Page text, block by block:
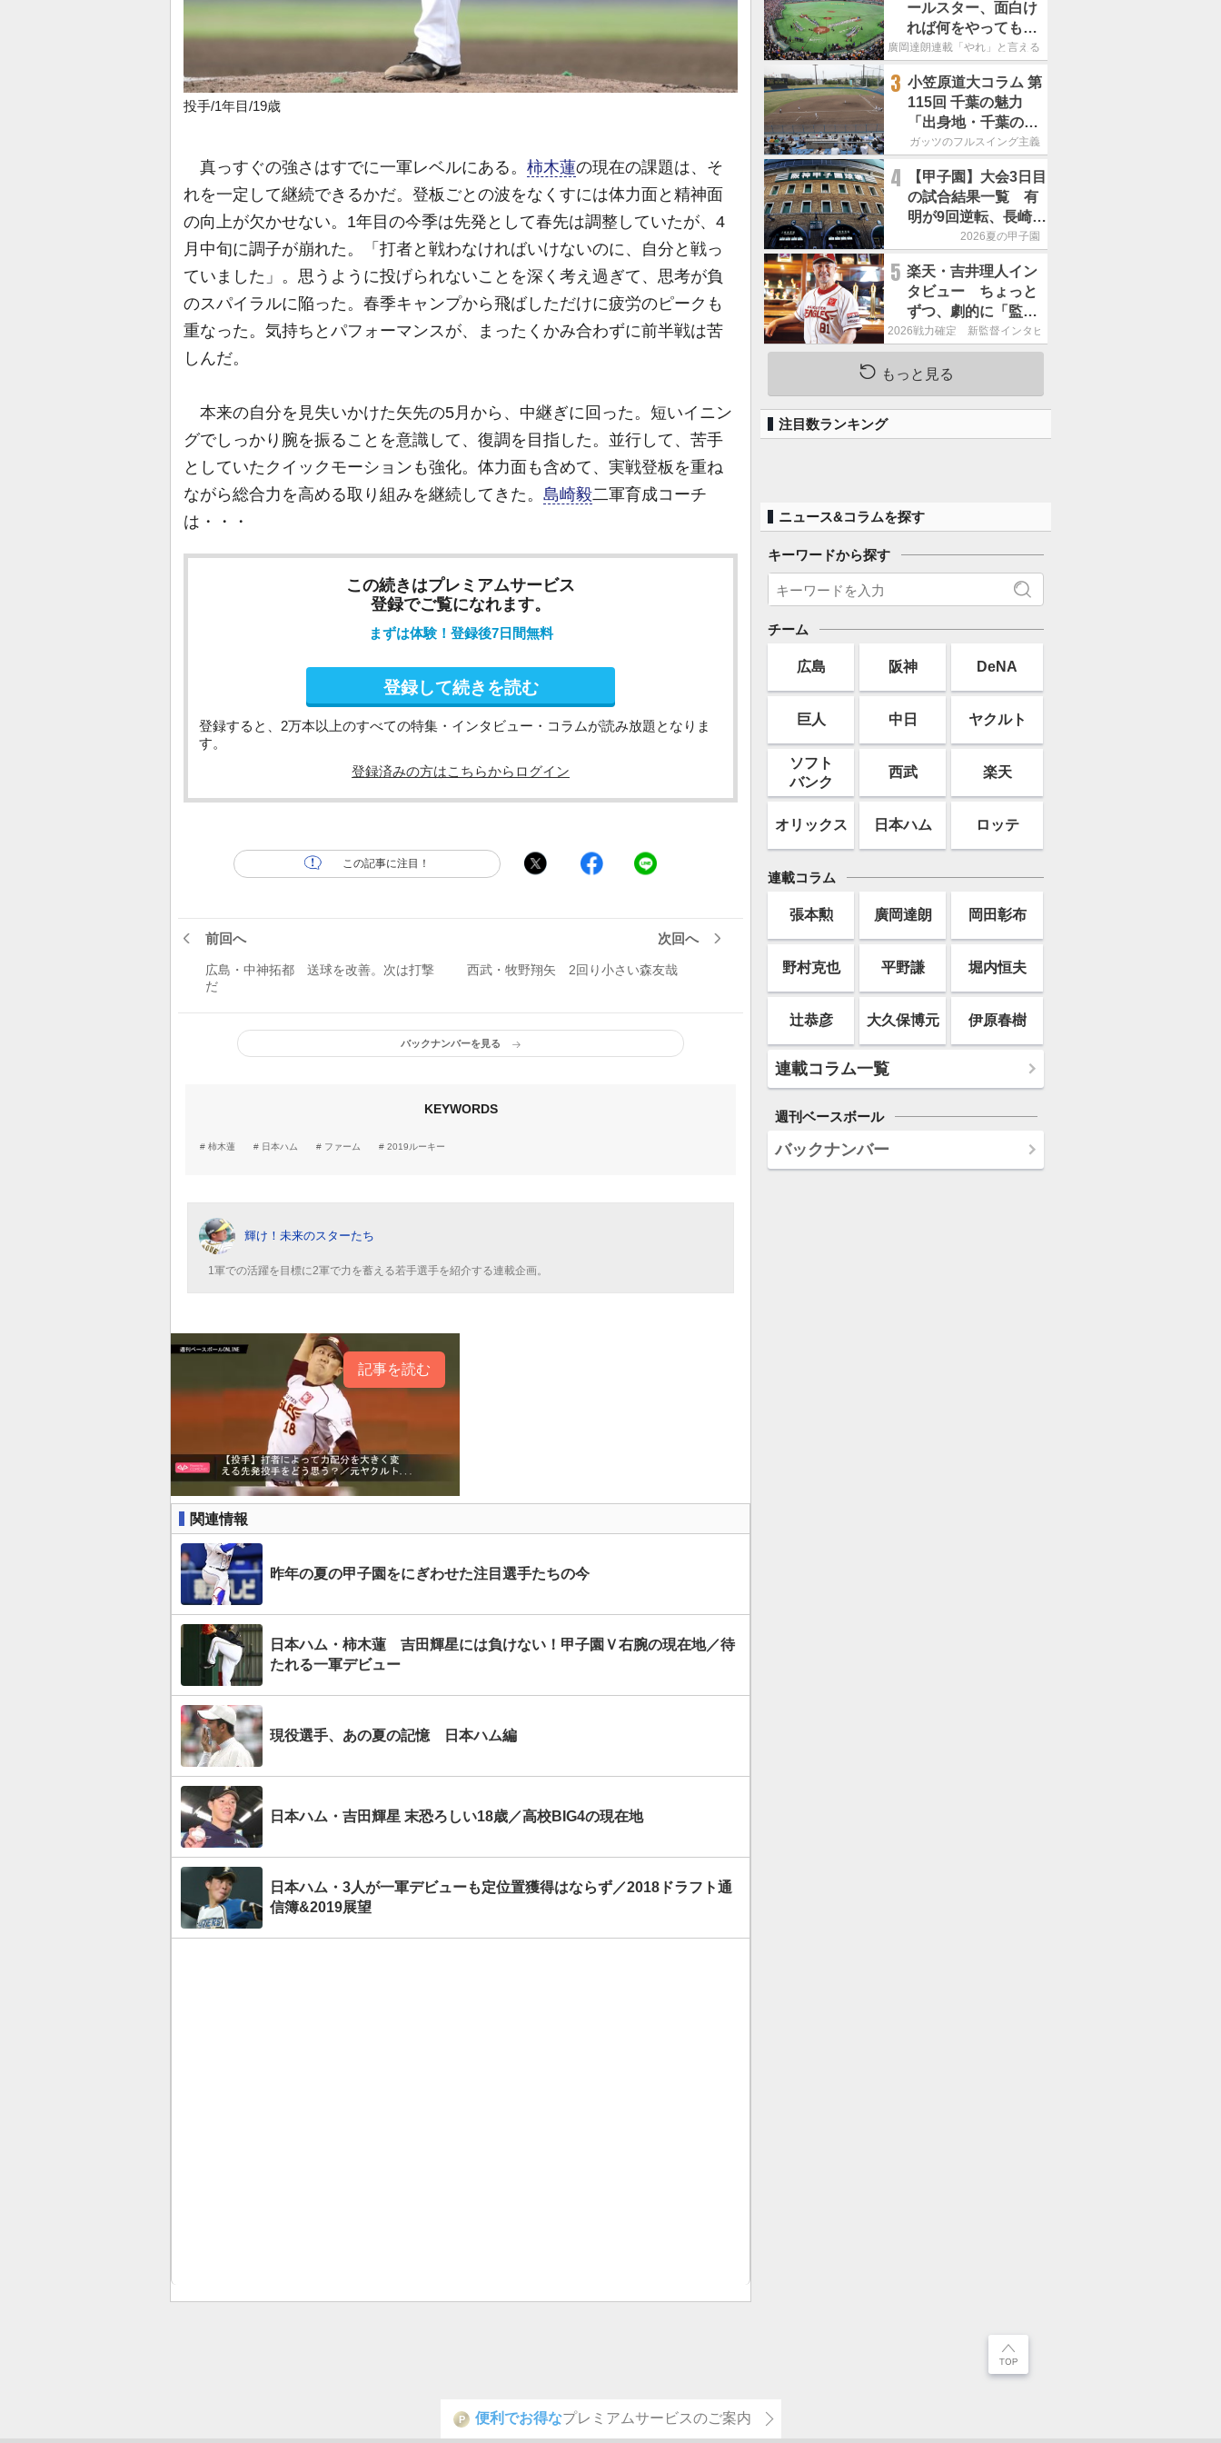
投手/1年目/19歳
真っすぐの強さはすでに一軍レベルにある。 柿木蓮の現在の課題は、そ
れを一定して継続できるかだ。登板ごとの波をなくすには体力面と精神面
の向上が欠かせない。1年目の今季は先発として春先は調整していたが、4
月中旬に調子が崩れた。「打者と戦わなければいけないのに、自分と戦っ
ていました」。思うように投げられないことを深く考え過ぎて、思考が負
のスパイラルに陥った。春季キャンプから飛ばしただけに疲労のピークも
重なった。気持ちとパフォーマンスが、まったくかみ合わずに前半戦は苦
しんだ。
本来の自分を見失いかけた矢先の5月から、中継ぎに回った。短いイニン
グでしっかり腕を振ることを意識して、復調を目指した。並行して、苦手
としていたクイックモーションも強化。体力面も含めて、実戦登板を重ね
ながら総合力を高める取り組みを継続してきた。 島崎毅二軍育成コーチ
は・・・
この続きはプレミアムサービス
登録でご覧になれます。
まずは体験！登録後7日間無料
登録して続きを読む
登録すると、2万本以上のすべての特集・インタビュー・コラムが読み放題となりま
す。
登録済みの方はこちらからログイン
この記事に注目！
前回へ
広島・中神拓都 送球を改善。次は打撃
だ
次回へ
西武・牧野翔矢 2回り小さい森友哉
バックナンバーを見る
KEYWORDS
柿木蓮 日本ハム ファーム 2019ルーキー
輝け！未来のスターたち
1軍での活躍を目標に2軍で力を蓄える若手選手を紹介する連載企画。
記事を読む
関連情報
昨年の夏の甲子園をにぎわせた注目選手たちの今
日本ハム・柿木蓮 吉田輝星には負けない！甲子園Ｖ右腕の現在地／待
たれる一軍デビュー
現役選手、あの夏の記憶 日本ハム編
日本ハム・吉田輝星 末恐ろしい18歳／高校BIG4の現在地
日本ハム・3人が一軍デビューも定位置獲得はならず／2018ドラフト通
信簿&2019展望
ールスター、面白け
れば何をやってもい
いという発想は大間
廣岡達朗連載「やれ」と言える信念
3 小笠原道大コラム 第
115回 千葉の魅力
「出身地・千葉の話
の続き。昔から野球
す」
ガッツのフルスイング主義
4
【甲子園】大会3日目
の試合結果一覧 有
明が9回逆転、長崎日
大は15得点で大勝
2026夏の甲子園
5 楽天・吉井理人イン
タビュー ちょっと
ずつ、劇的に「監督
が代わると何もかも
が変わるというの
は、チームにとって
す」
2026戦力確定 新監督インタビュー
もっと見る
注目数ランキング
ニュース&コラムを探す
キーワードから探す
チーム
広島 阪神 DeNA
巨人 中日 ヤクルト
ソフト
バンク
西武 楽天
オリックス 日本ハム ロッテ
連載コラム
張本勲 廣岡達朗 岡田彰布
野村克也 平野謙 堀内恒夫
辻恭彦 大久保博元 伊原春樹
連載コラム一覧
週刊ベースボール
バックナンバー
P 便利でお得なプレミアムサービスのご案内